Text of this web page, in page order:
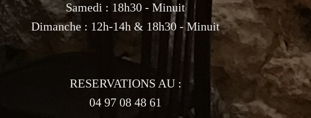
Samedi : 18h30 - Minuit
Dimanche : 12h-14h & 18h30 - Minuit
RESERVATIONS AU :
04 97 08 48 61